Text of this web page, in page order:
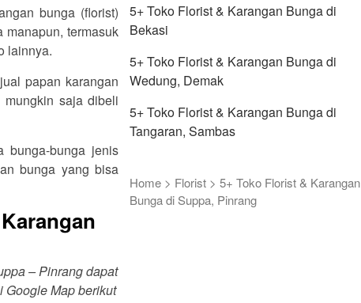
bunga (florist)
termasuk
lainnya.
papan karangan
saja dibeli
bunga-bunga jenis
bunga yang bisa
– Pinrang dapat
Google Map berikut
5+ Toko Florist & Karangan Bunga di
Bekasi
5+ Toko Florist & Karangan Bunga di
Wedung, Demak
5+ Toko Florist & Karangan Bunga di
Tangaran, Sambas
Home > Florist >5+ Toko Florist & Karangan
Bunga di Suppa, Pinrang